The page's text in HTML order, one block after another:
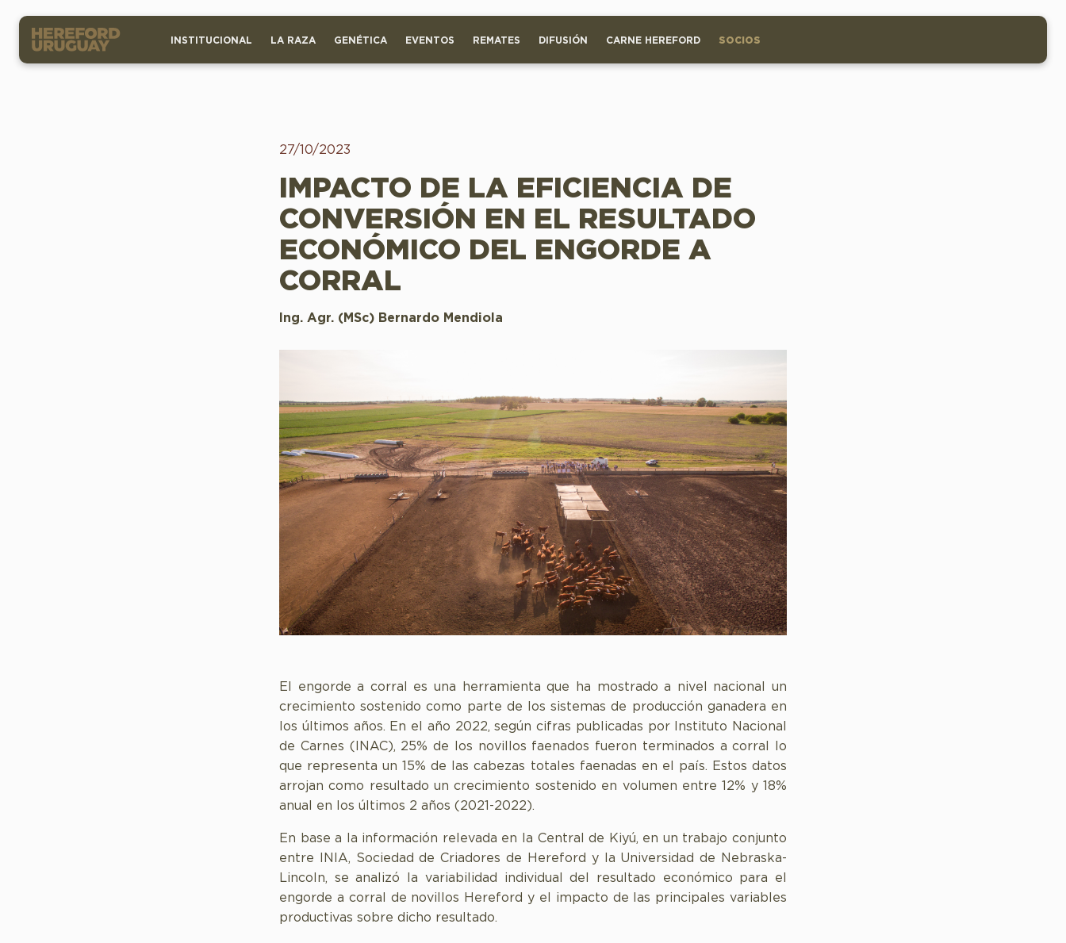
INSTITUCIONAL LA RAZA GENÉTICA EVENTOS REMATES DIFUSIÓN CARNE HEREFORD SOCIOS
27/10/2023
IMPACTO DE LA EFICIENCIA DE
CONVERSIÓN EN EL RESULTADO
ECONÓMICO DEL ENGORDE A
CORRAL
Ing. Agr. (MSc) Bernardo Mendiola
El engorde a corral es una herramienta que ha mostrado a nivel nacional un
crecimiento sostenido como parte de los sistemas de producción ganadera en
los últimos años. En el año 2022, según cifras publicadas por Instituto Nacional
de Carnes (INAC), 25% de los novillos faenados fueron terminados a corral lo
que representa un 15% de las cabezas totales faenadas en el país. Estos datos
arrojan como resultado un crecimiento sostenido en volumen entre 12% y 18%
anual en los últimos 2 años (2021-2022).
En base a la información relevada en la Central de Kiyú, en un trabajo conjunto
entre INIA, Sociedad de Criadores de Hereford y la Universidad de Nebraska-
Lincoln, se analizó la variabilidad individual del resultado económico para el
engorde a corral de novillos Hereford y el impacto de las principales variables
productivas sobre dicho resultado.